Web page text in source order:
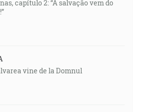
capítulo 2: “A salvação vem do
vine de la Domnul